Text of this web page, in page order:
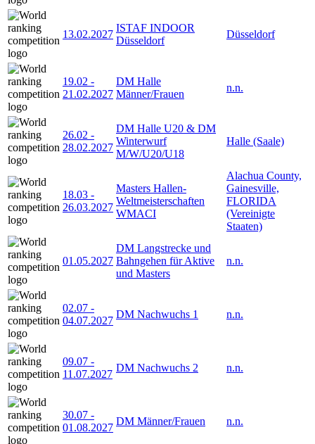
13.02.2027
ISTAF INDOOR
Düsseldorf
Düsseldorf
19.02 -
21.02.2027
DM Halle
Männer/Frauen
n.n.
26.02 -
28.02.2027
DM Halle U20 & DM
Winterwurf
M/W/U20/U18
Halle (Saale)
18.03 -
26.03.2027
Masters Hallen-
Weltmeisterschaften
WMACI
Alachua County,
Gainesville,
FLORIDA
(Vereinigte
Staaten)
01.05.2027
DM Langstrecke und
Bahngehen für Aktive
und Masters
n.n.
02.07 -
04.07.2027
DM Nachwuchs 1 n.n.
09.07 -
11.07.2027
DM Nachwuchs 2 n.n.
30.07 -
01.08.2027
DM Männer/Frauen n.n.